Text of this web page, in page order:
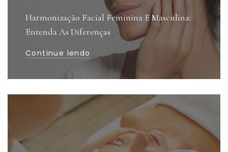
Harmonização Facial Feminina E Masculina:
Entenda As Diferenças
Continue lendo